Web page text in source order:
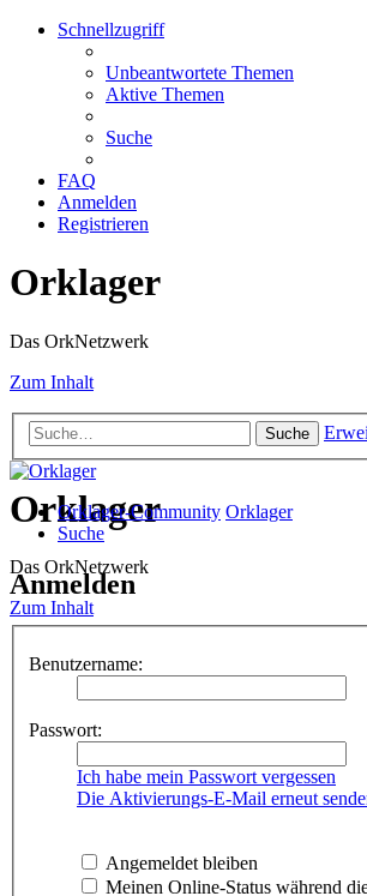
Schnellzugriff
Unbeantwortete Themen
Aktive Themen
Suche
FAQ
Anmelden
Registrieren
Orklager
Das OrkNetzwerk
Zum Inhalt
Suche
Orklager
Das OrkNetzwerk
Zum Inhalt
Orklager-Community Orklager
Suche
Anmelden
Benutzername:
Passwort:
Ich habe mein Passwort vergessen
Die Aktivierungs-E-Mail erneut
Angemeldet bleiben
Meinen Online-Status während